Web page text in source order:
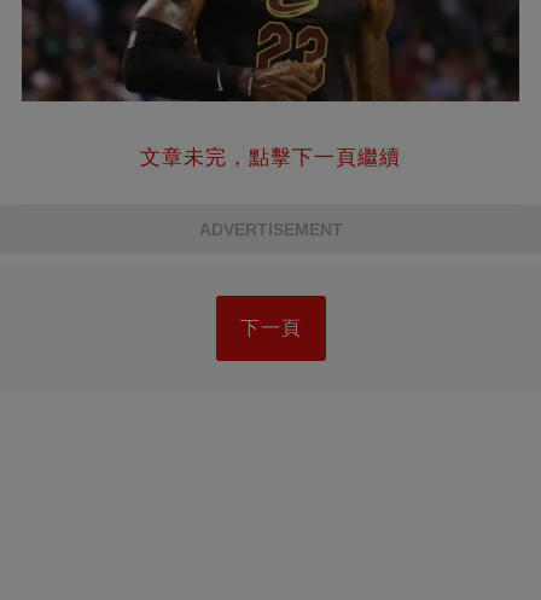
文章未完，點擊下一頁繼續
ADVERTISEMENT
下一頁